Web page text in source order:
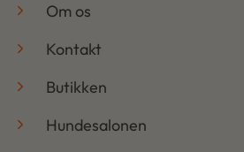
Om os
Kontakt
Butikken
Hundesalonen